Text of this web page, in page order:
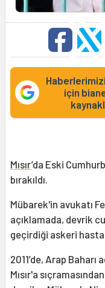
için
Mısır’da Eski
bırakıldı.
Mübarek'in avukatı
açıklamada, devrik
geçirdiği askeri
2011’de, Arap Baharı
Mısır'a